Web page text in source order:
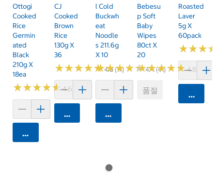
Ottogi
Cooked
Rice
Germin
Ated
Black
210g X
18ea
★★★★★
★★★★★4.6 (59)
카트에 담기
CJ
Cooked
Brown
Rice
130g X
36
★★★★★
★★★★★4.8 (17)
카트에 담기
L Cold
Buckwh
Eat
Noodle
S 211.6g
X 10
★★★★★
★★★★★4.4 (41)
카트에 담기
Bebesu
P Soft
Baby
Wipes
80ct X
20
★★★★★
★★★★★4.8 (56)
품절
Roasted
Laver
5g X
60pack
★★★
★★★
카트에